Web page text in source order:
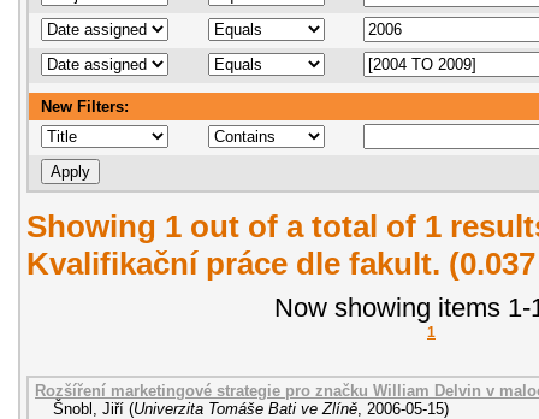
New Filters:
Showing 1 out of a total of 1
Kvalifikační práce dle fakult.
Now showing items 1-
1
Rozšíření marketingové strategie pro značku William Delvin v
Šnobl, Jiří (Univerzita Tomáše Bati ve Zlíně 2006-05-15)